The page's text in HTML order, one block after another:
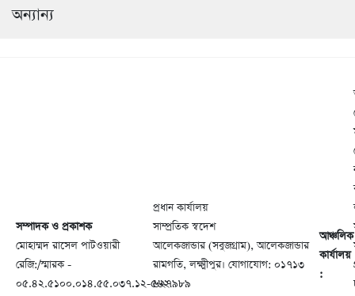
অন্যান্য
সম্পাদক ও প্রকাশক
মোহাম্মদ রাসেল পাটওয়ারী
রেজি:/স্মারক -
০৫.৪২.৫১০০.০১৪.৫৫.০৩৭.১২-৫৬২
প্রধান কার্যালয়
সাম্প্রতিক স্বদেশ
আলেকজান্ডার (সবুজগ্রাম), আলেকজান্ডার
রামগতি, লক্ষ্মীপুর। যোগাযোগ: ০১৭১৩
৬২৭৯৮৯
আঞ্চলিক
কার্যালয়
: